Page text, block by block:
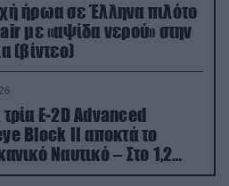
ήρωα σε Έλληνα πιλότο
με «αψίδα νερού» στην
(βίντεο)
E-2D Advanced
Block II αποκτά το
Ναυτικό – Στο 1,2
το κόστος